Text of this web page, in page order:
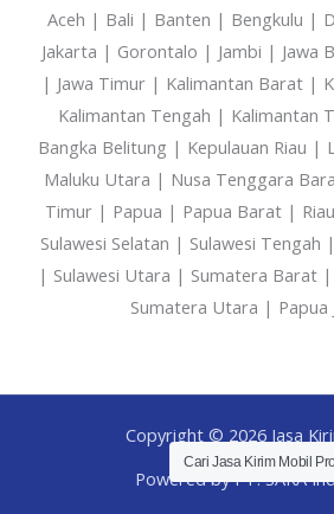
Aceh | Bali | Banten | Bengkulu |
Jakarta | Gorontalo | Jambi | Jawa
| Jawa Timur | Kalimantan Barat |
Kalimantan Tengah | Kalimantan
Bangka Belitung | Kepulauan Riau |
Maluku Utara | Nusa Tenggara
Timur | Papua | Papua Barat |
Sulawesi Selatan | Sulawesi Tengah
| Sulawesi Utara | Sumatera Barat
Sumatera Utara | Papua
Copyright © 2026 Jasa
Powered by PT. SAKA
Cari Jasa Kirim Mobil